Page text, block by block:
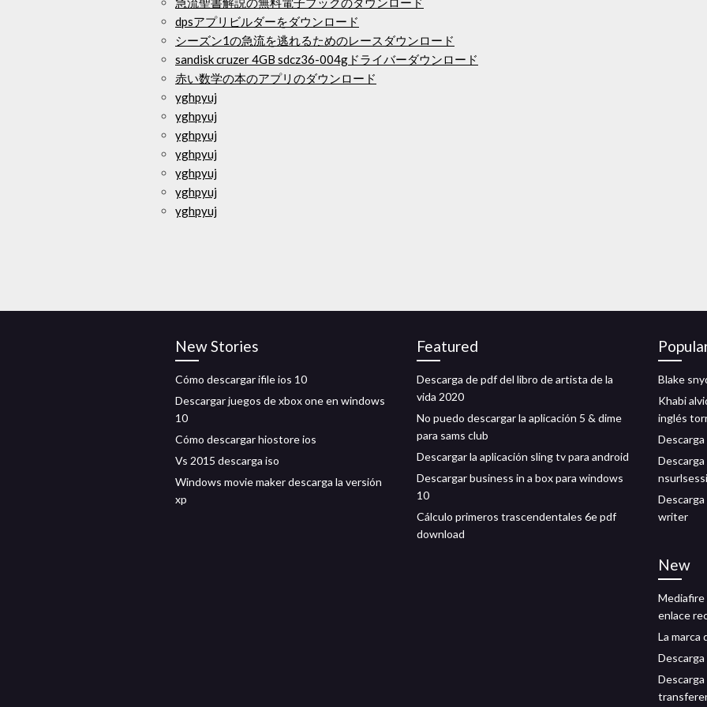
dpsアプリビルダーをダウンロード
シーズン1の急流を逃れるためのレースダウンロード
sandisk cruzer 4GB sdcz36-004gドライバーダウンロード
赤い数学の本のアプリのダウンロード
yghpyuj
yghpyuj
yghpyuj
yghpyuj
yghpyuj
yghpyuj
yghpyuj
New Stories
Cómo descargar ifile ios 10
Descargar juegos de xbox one en windows
10
Cómo descargar hiostore ios
Vs 2015 descarga iso
Windows movie maker descarga la versión
xp
Featured
Descarga de pdf del libro de artista de la
vida 2020
No puedo descargar la aplicación 5 & dime
para sams club
Descargar la aplicación sling tv para android
Descargar business in a box para windows
10
Cálculo primeros trascendentales 6e pdf
download
Blake
Khabi
inglés
writer
New
Mediafire
enlace
La marca